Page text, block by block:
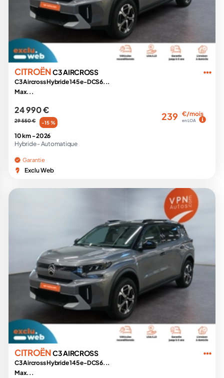
CITROËNC3 AIRCROSS
C3 Aircross Hybride 145 e-DCS6...
Max...
24 990 €
29 550 € -15 %
239 €/mois
en LOA
10 km -2026
Hybride - Automatique
Garantie
Exclu Web
CITROËNC3 AIRCROSS
C3 Aircross Hybride 145 e-DCS6...
Max...